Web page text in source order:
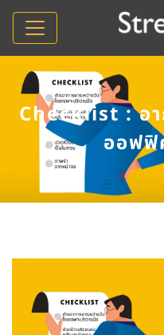
Checklist : อา
ออฟฟิ